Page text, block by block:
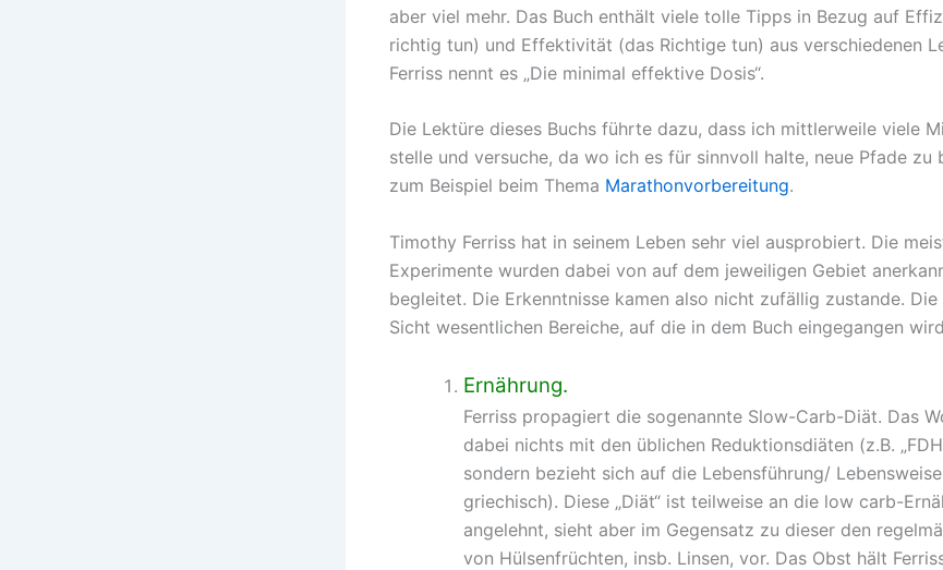
aber viel mehr. Das Buch enthält viele tolle Tipps in Bezug auf
richtig tun) und Effektivität (das Richtige tun) aus verschiedenen
Ferriss nennt es „Die minimal effektive Dosis“.
Die Lektüre dieses Buchs führte dazu, dass ich mittlerweile viele
stelle und versuche, da wo ich es für sinnvoll halte, neue Pfade zu
zum Beispiel beim Thema Marathonvorbereitung.
Timothy Ferriss hat in seinem Leben sehr viel ausprobiert. Die
Experimente wurden dabei von auf dem jeweiligen Gebiet
begleitet. Die Erkenntnisse kamen also nicht zufällig zustande. Die
Sicht wesentlichen Bereiche, auf die in dem Buch eingegangen
Ernährung.
Ferriss propagiert die sogenannte Slow-Carb-Diät. Das
dabei nichts mit den üblichen Reduktionsdiäten (z.B.
sondern bezieht sich auf die Lebensführung/ Lebensweise
griechisch). Diese „Diät“ ist teilweise an die low carb-
angelehnt, sieht aber im Gegensatz zu dieser den
von Hülsenfrüchten, insb. Linsen, vor. Das Obst hält